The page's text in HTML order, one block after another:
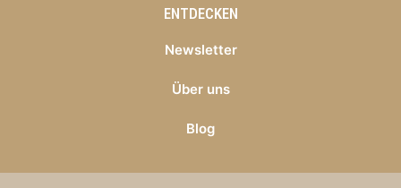
ENTDECKEN
Newsletter
Über uns
Blog